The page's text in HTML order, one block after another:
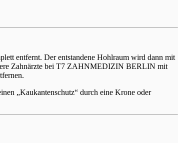
entfernt. Der entstandene Hohlraum wird dann mit
Zahnärzte bei T7 ZAHNMEDIZIN BERLIN mit
„Kaukantenschutz“ durch eine Krone oder